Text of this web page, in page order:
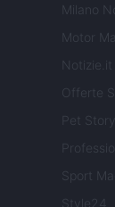
Milano
Motor
Notizie.it
Offerte
Pet Story
Sport
Style24